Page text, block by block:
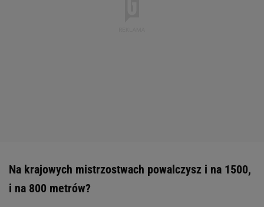
Na krajowych mistrzostwach powalczysz i na 1500,
i na 800 metrów?